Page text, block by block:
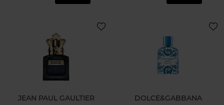
JEAN PAUL GAULTIER DOLCE&GABBANA